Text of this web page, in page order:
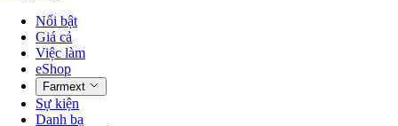
Nổi bật
Giá cả
Việc làm
eShop
Farmext
Sự kiện
Danh bạ